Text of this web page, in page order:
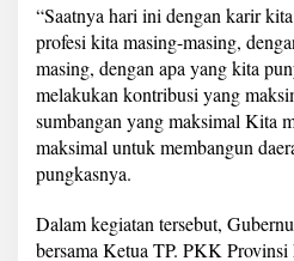
“Saatnya hari ini dengan karir
profesi kita masing-masing,
masing, dengan apa yang kita
melakukan kontribusi yang
sumbangan yang maksimal Kita
maksimal untuk membangun
pungkasnya.
Dalam kegiatan tersebut,
bersama Ketua TP. PKK